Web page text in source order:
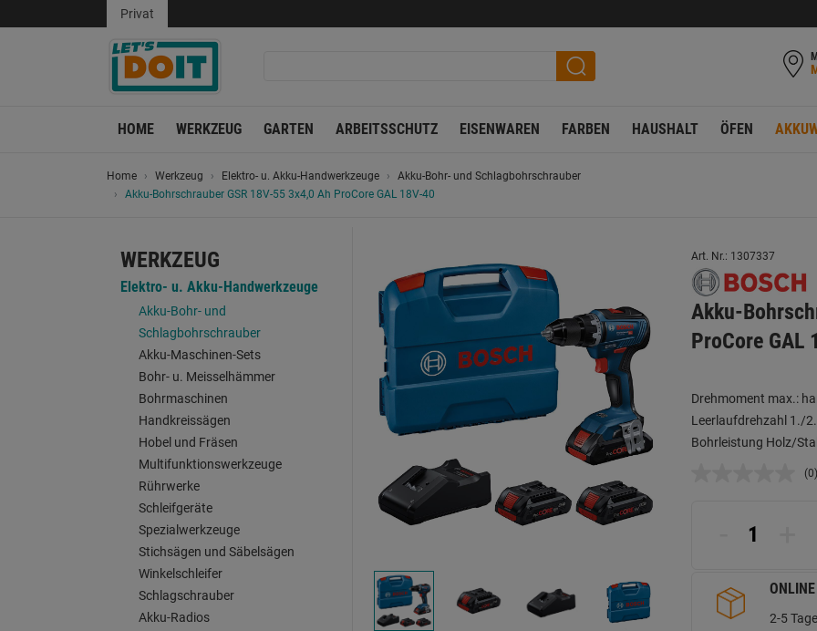
Privat
HOME WERKZEUG GARTEN ARBEITSSCHUTZ EISENWAREN FARBEN HAUSHALT ÖFEN
Home Werkzeug Elektro- u. Akku-Handwerkzeuge
Akku-Bohr- und Schlagbohrschrauber
Akku-Bohrschrauber GSR 18V-55 3x4,0 Ah ProCore GAL 18V-40
WERKZEUG
Elektro- u. Akku-Handwerkzeuge
Akku-Bohr- und
Schlagbohrschrauber
Akku-Maschinen-Sets
Bohr- u. Meisselhämmer
Bohrmaschinen
Handkreissägen
Hobel und Fräsen
Multifunktionswerkzeuge
Rührwerke
Schleifgeräte
Spezialwerkzeuge
Stichsägen und Säbelsägen
Winkelschleifer
Schlagschrauber
Akku-Radios
Art. Nr.: 1307337
Akku-
ProCore GAL
Drehmoment max.:
Leerlaufdrehzahl 1./
Bohrleistung Holz/
(0)
2-5